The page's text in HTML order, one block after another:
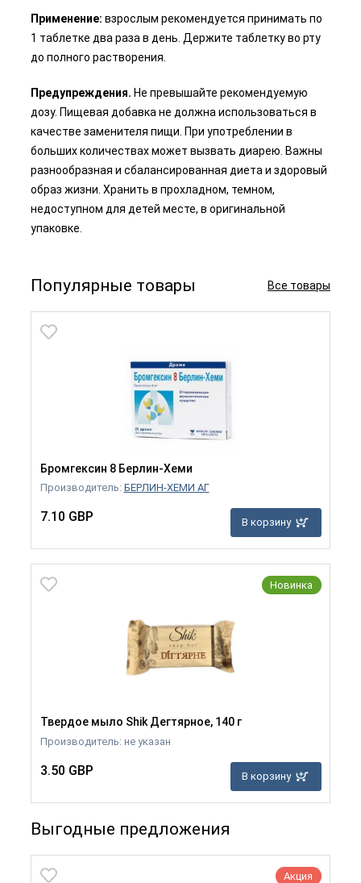
Применение: взрослым рекомендуется принимать по
1 таблетке два раза в день. Держите таблетку во рту
до полного растворения.
Предупреждения. Не превышайте рекомендуемую
дозу. Пищевая добавка не должна использоваться в
качестве заменителя пищи. При употреблении в
больших количествах может вызвать диарею. Важны
разнообразная и сбалансированная диета и здоровый
образ жизни. Хранить в прохладном, темном,
недоступном для детей месте, в оригинальной
упаковке.
Популярные товары Все товары
Бромгексин 8 Берлин-Хеми
Производитель: БЕРЛИН-ХЕМИ АГ
7.10 GBP В корзину
Новинка
Твердое мыло Shik Дегтярное, 140 г
Производитель: не указан
3.50 GBP В корзину
Выгодные предложения
Акция